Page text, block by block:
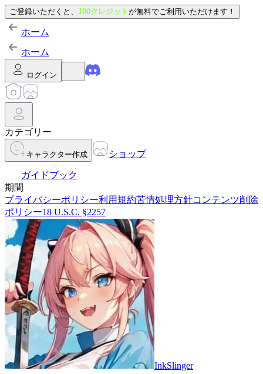
ご登録いただくと、 100クレジットが無料でご利用いただけます！
ホーム
ホーム
ログイン
カテゴリー
キャラクター作成 ショップ
ガイドブック
期間
プライバシーポリシー利用規約苦情処理方針コンテンツ削除
ポリシー18 U.S.C. §2257
InkSlinger